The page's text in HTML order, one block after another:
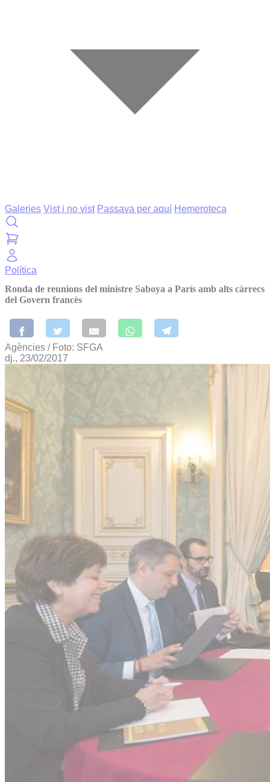
Galeries Vist i no vist Passava per aquí Hemeroteca
Política
Ronda de reunions del ministre Saboya a París amb alts càrrecs
del Govern francès
Agències / Foto: SFGA
dj., 23/02/2017